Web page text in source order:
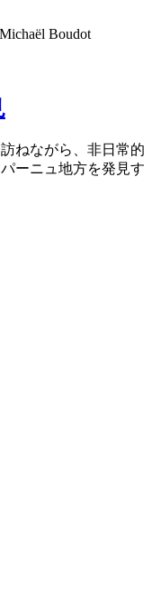
ねながら、非日常的
ーニュ地方を発見す